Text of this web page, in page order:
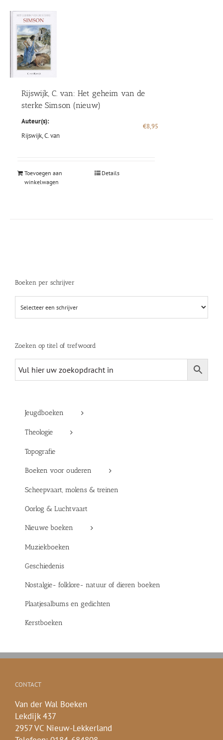
Rijswijk, C. van: Het geheim van de
sterke Simson (nieuw)
Auteur(s):
Rijswijk, C. van
€8,95
Toevoegen aan
winkelwagen
Details
Boeken per schrijver
Zoeken op titel of trefwoord
Jeugdboeken
Theologie
Topografie
Boeken voor ouderen
Scheepvaart, molens & treinen
Oorlog & Luchtvaart
Nieuwe boeken
Muziekboeken
Geschiedenis
Nostalgie- folklore- natuur of dieren boeken
Plaatjesalbums en gedichten
Kerstboeken
CONTACT
Van der Wal Boeken
Lekdijk 437
2957 VC Nieuw-Lekkerland